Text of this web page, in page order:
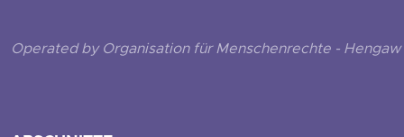
Operated by Organisation für Menschenrechte -